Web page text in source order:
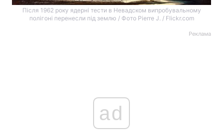
Після 1962 року ядерні тести в Невадском випробувальному
полігоні перенесли під землю / Фото Pierre J. / Flickr.com
Реклама
ad